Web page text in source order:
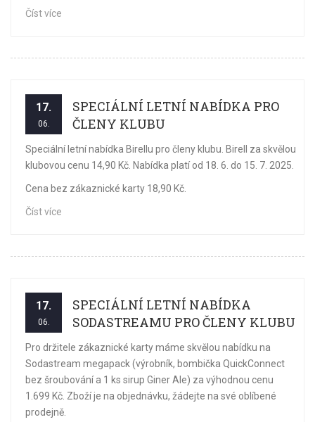
Číst více
17.
06.
SPECIÁLNÍ LETNÍ NABÍDKA PRO
ČLENY KLUBU
Speciální letní nabídka Birellu pro členy klubu. Birell za skvělou
klubovou cenu 14,90 Kč. Nabídka platí od 18. 6. do 15. 7. 2025.
Cena bez zákaznické karty 18,90 Kč.
Číst více
17.
06.
SPECIÁLNÍ LETNÍ NABÍDKA
SODASTREAMU PRO ČLENY KLUBU
Pro držitele zákaznické karty máme skvělou nabídku na
Sodastream megapack (výrobník, bombička QuickConnect
bez šroubování a 1 ks sirup Giner Ale) za výhodnou cenu
1.699 Kč. Zboží je na objednávku, žádejte na své oblíbené
prodejně.